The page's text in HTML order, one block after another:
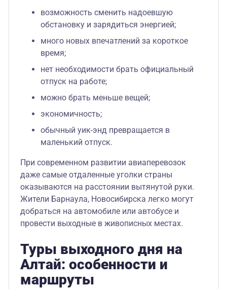
возможность сменить надоевшую
обстановку и зарядиться энергией;
много новых впечатлений за короткое
время;
нет необходимости брать официальный
отпуск на работе;
можно брать меньше вещей;
экономичность;
обычный уик-энд превращается в
маленький отпуск.
При современном развитии авиаперевозок
даже самые отдаленные уголки страны
оказываются на расстоянии вытянутой руки.
Жители Барнаула, Новосибирска легко могут
добраться на автомобиле или автобусе и
провести выходные в живописных местах.
Туры выходного дня на
Алтай: особенности и
маршруты